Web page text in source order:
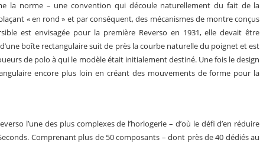
la norme – une convention qui découle naturellement du fait de la
« en rond » et par conséquent, des mécanismes de montre conçus
est envisagée pour la première Reverso en 1931, elle devait être
boîte rectangulaire suit de près la courbe naturelle du poignet et est
de polo à qui le modèle était initialement destiné. Une fois le design
encore plus loin en créant des mouvements de forme pour la
l’une des plus complexes de l’horlogerie – d’où le défi d’en réduire
Comprenant plus de 50 composants – dont près de 40 dédiés au